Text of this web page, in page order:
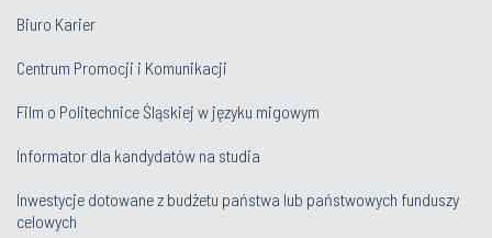
Biuro Karier
Centrum Promocji i Komunikacji
Film o Politechnice Śląskiej w języku migowym
Informator dla kandydatów na studia
Inwestycje dotowane z budżetu państwa lub państwowych funduszy
celowych